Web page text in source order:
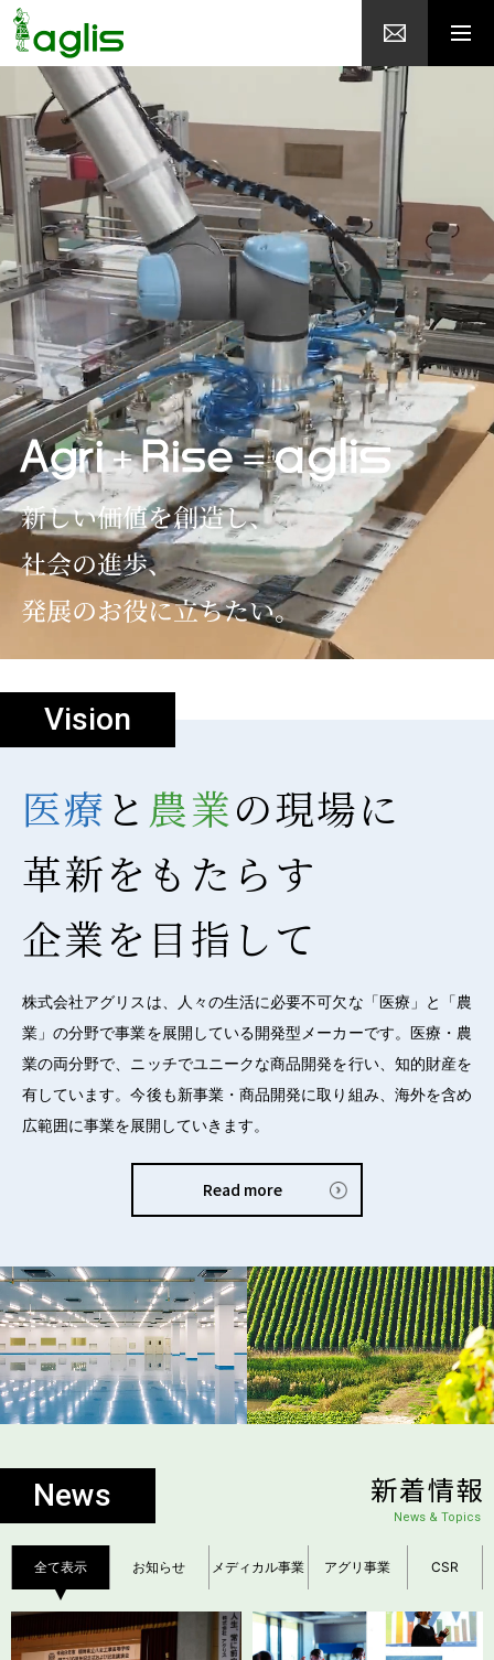
Vision
医療と 農業の現場に
革新をもたらす
企業を目指して
株式会社アグリスは、人々の生活に必要不可欠な「医療」と「農
業」の分野で事業を展開している開発型メーカーです。医療・農
業の両分野で、ニッチでユニークな商品開発を行い、知的財産を
有しています。今後も新事業・商品開発に取り組み、海外を含め
広範囲に事業を展開していきます。
Read more
News 新着情報
News & Topics
全て表示 お知らせ メディカル事業 アグリ事業 CSR